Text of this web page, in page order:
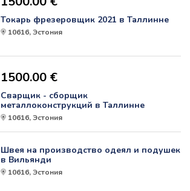
Токарь фрезеровщик 2021 в Таллинне
10616, Эстония
1500.00 €
Сварщик - сборщик
металлоконструкций в Таллинне
10616, Эстония
Швея на производство одеял и подушек
в Вильянди
10616, Эстония